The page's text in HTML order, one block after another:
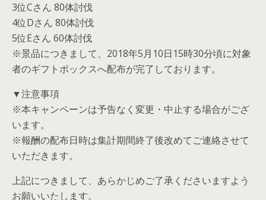
3位Cさん 80体討伐
4位Dさん 80体討伐
5位Eさん 60体討伐
※景品につきまして、2018年5月10日15時30分頃に対象
者のギフトボックスへ配布が完了しております。
▼注意事項
※本キャンペーンは予告なく変更・中止する場合がござ
います。
※報酬の配布日時は集計期間終了後改めてご連絡させて
いただきます。
上記につきまして、あらかじめご了承くださいますよう
お願いいたします。